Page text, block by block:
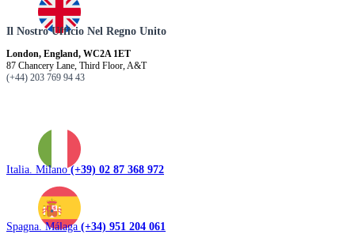
Il Nostro Ufficio Nel Regno Unito
London, England, WC2A 1ET
87 Chancery Lane, Third Floor, A&T
(+44) 203 769 94 43
Italia. Milano(+39) 02 87 368 972
Spagna. Málaga (+34) 951 204 061